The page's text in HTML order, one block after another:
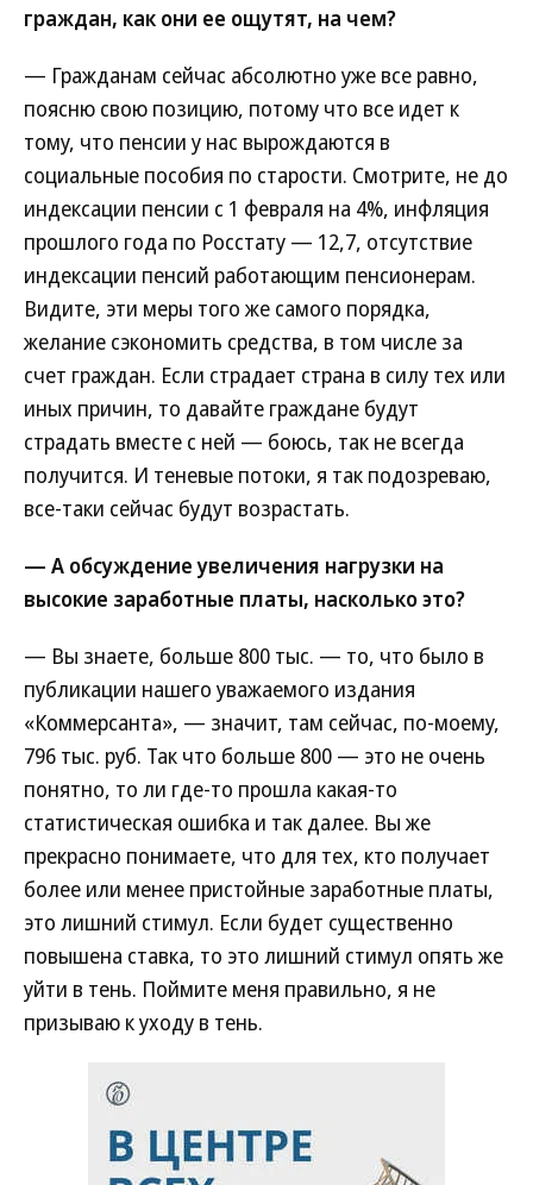
граждан, как они ее ощутят, на чем?
— Гражданам сейчас абсолютно уже все равно,
поясню свою позицию, потому что все идет к
тому, что пенсии у нас вырождаются в
социальные пособия по старости. Смотрите, не до
индексации пенсии с 1 февраля на 4%, инфляция
прошлого года по Росстату — 12,7, отсутствие
индексации пенсий работающим пенсионерам.
Видите, эти меры того же самого порядка,
желание сэкономить средства, в том числе за
счет граждан. Если страдает страна в силу тех или
иных причин, то давайте граждане будут
страдать вместе с ней — боюсь, так не всегда
получится. И теневые потоки, я так подозреваю,
все-таки сейчас будут возрастать.
— А обсуждение увеличения нагрузки на
высокие заработные платы, насколько это?
— Вы знаете, больше 800 тыс. — то, что было в
публикации нашего уважаемого издания
«Коммерсанта», — значит, там сейчас, по-моему,
796 тыс. руб. Так что больше 800 — это не очень
понятно, то ли где-то прошла какая-то
статистическая ошибка и так далее. Вы же
прекрасно понимаете, что для тех, кто получает
более или менее пристойные заработные платы,
это лишний стимул. Если будет существенно
повышена ставка, то это лишний стимул опять же
уйти в тень. Поймите меня правильно, я не
призываю к уходу в тень.